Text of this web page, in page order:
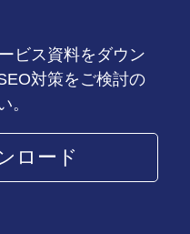
ビス資料をダウン
対策をご検討の
。
ロード